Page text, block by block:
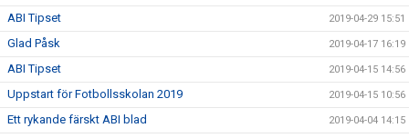
ABI Tipset 2019-04-29 15:51
Glad Påsk 2019-04-17 16:19
ABI Tipset 2019-04-15 14:56
Uppstart för Fotbollsskolan 2019 2019-04-15 10:56
Ett rykande färskt ABI blad 2019-04-04 14:15